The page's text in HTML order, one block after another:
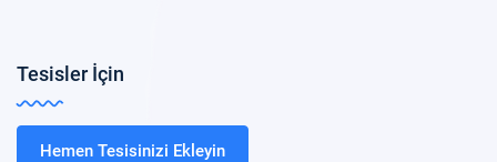
Tesisler İçin
Hemen Tesisinizi Ekleyin